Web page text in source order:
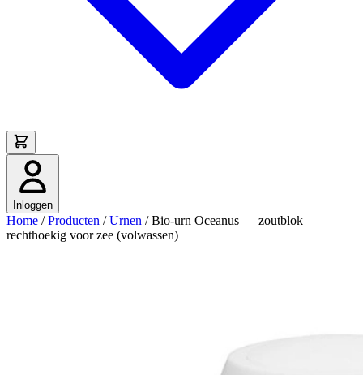
Inloggen
Home / Producten / Urnen / Bio-urn Oceanus — zoutblok
rechthoekig voor zee (volwassen)